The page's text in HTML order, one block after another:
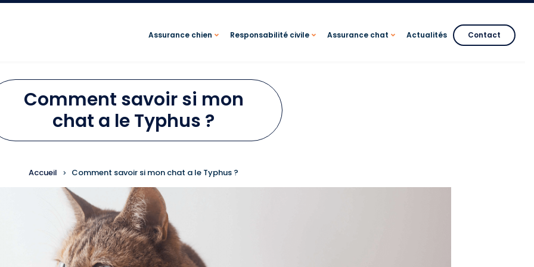
Assurance chien Responsabilité civile Assurance chat Actualités Contact
Comment savoir si mon
chat a le Typhus ?
FIL D'ARIANE
Accueil Comment savoir si mon chat a le Typhus ?